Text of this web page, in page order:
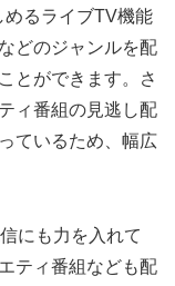
めるライブTV機能
どのジャンルを配
とができます。さ
ィ番組の見逃し配
ているため、幅広
にも力を入れて
ティ番組なども配